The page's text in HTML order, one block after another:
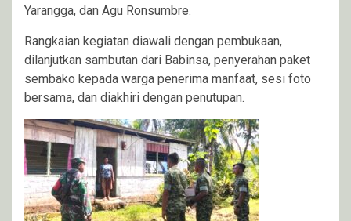
Yarangga, dan Agu Ronsumbre.
Rangkaian kegiatan diawali dengan pembukaan,
dilanjutkan sambutan dari Babinsa, penyerahan paket
sembako kepada warga penerima manfaat, sesi foto
bersama, dan diakhiri dengan penutupan.